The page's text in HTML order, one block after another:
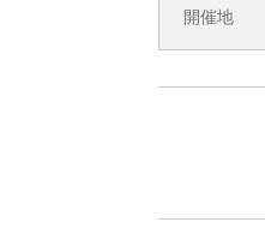
開催地